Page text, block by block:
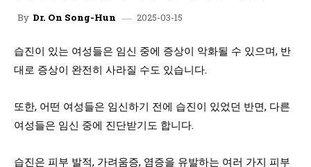
By Dr. On Song-Hun 2025-03-15
습진이 있는 여성들은 임신 중에 증상이 악화될 수 있으며, 반
대로 증상이 완전히 사라질 수도 있습니다.
또한, 어떤 여성들은 임신하기 전에 습진이 있었던 반면, 다른
여성들은 임신 중에 진단받기도 합니다.
습진은 피부 발적, 가려움증, 염증을 유발하는 여러 가지 피부